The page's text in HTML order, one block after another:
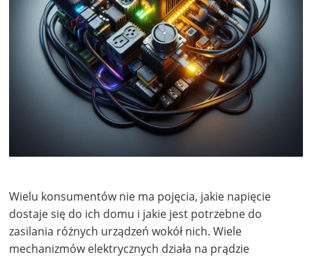
Wielu konsumentów nie ma pojęcia, jakie napięcie
dostaje się do ich domu i jakie jest potrzebne do
zasilania różnych urządzeń wokół nich. Wiele
mechanizmów elektrycznych działa na prądzie